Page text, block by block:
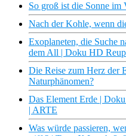
So groß ist die Sonne
Nach der Kohle, wenn
Exoplaneten, die Suche
dem All | Doku HD
Die Reise zum Herz der
Naturphänomen?
Das Element Erde |
| ARTE
Was würde passieren,